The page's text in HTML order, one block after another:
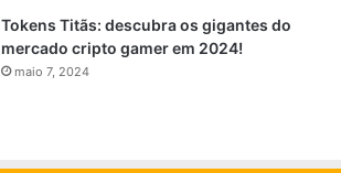
Tokens Titãs: descubra os gigantes do
mercado cripto gamer em 2024!
maio 7, 2024